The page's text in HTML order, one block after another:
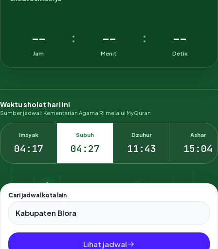
--
Jam
: --
Menit
: --
Detik
Waktu sholat hari ini
Sumber jadwal: Kementerian Agama RI melalui MyQuran
Imsyak
04:17
Subuh
04:27
Dzuhur
11:43
Ashar
15:04
Cari jadwal kota lain
Pilih salah satu dari 500+ kota dan kabupaten di Indonesia.
Lihat jadwal